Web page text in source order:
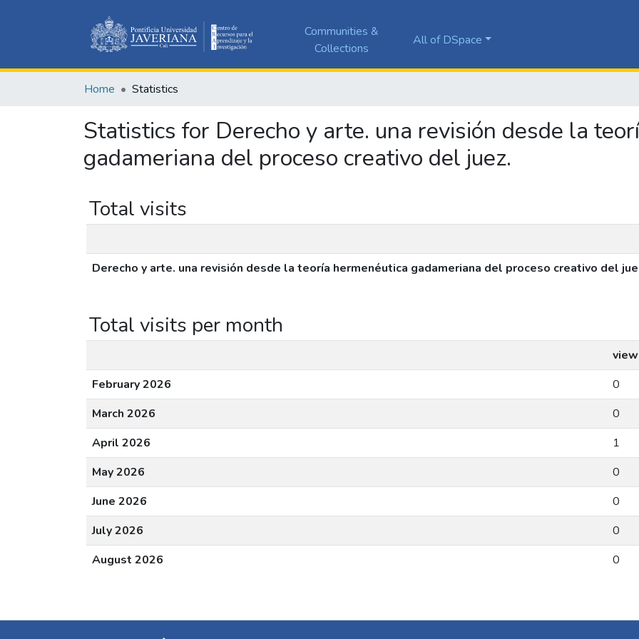
Communities &
Collections
All of DSpace
Home Statistics
Statistics for Derecho y arte. una revisión desde la
gadameriana del proceso creativo del juez.
Total visits
Derecho y arte. una revisión desde la teoría hermenéutica gadameriana del proceso creativo del
Total visits per month
February 2026
0
March 2026
0
April 2026
1
May 2026
0
June 2026
0
July 2026
0
August 2026
0